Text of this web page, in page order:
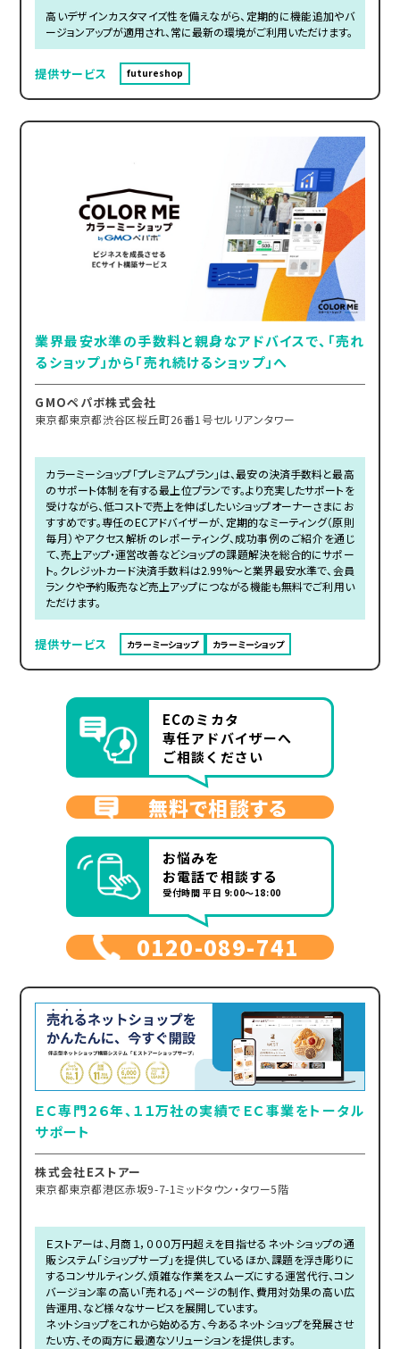
高いデザインカスタマイズ性を備えながら、定期的に機能追加やバ
ージョンアップが適用され、常に最新の環境がご利用いただけます。
提供サービス futureshop
業界最安水準の手数料と親身なアドバイスで、「売れ
るショップ」から「売れ続けるショップ」へ
GMOペパボ株式会社
東京都東京都渋谷区桜丘町26番1号セルリアンタワー
カラーミーショップ「プレミアムプラン」は、最安の決済手数料と最高
のサポート体制を有する最上位プランです。より充実したサポートを
受けながら、低コストで売上を伸ばしたいショップオーナーさまにお
すすめです。専任のECアドバイザーが、定期的なミーティング（原則
毎月）やアクセス解析のレポーティング、成功事例のご紹介を通じ
て、売上アップ・運営改善などショップの課題解決を総合的にサポー
ト。クレジットカード決済手数料は2.99%〜と業界最安水準で、会員
ランクや予約販売など売上アップにつながる機能も無料でご利用い
ただけます。
提供サービス カラーミーショップ カラーミーショップ
ECのミカタ
専任アドバイザーへ
ご相談ください
無料で相談する
お悩みを
お電話で相談する
受付時間 平日 9:00～18:00
0120-089-741
ＥＣ専門２６年、１１万社の実績でＥＣ事業をトータル
サポート
株式会社Eストアー
東京都東京都港区赤坂9-7-1ミッドタウン・タワー5階
Ｅストアーは、月商１，０００万円超えを目指せるネットショップの通
販システム「ショップサーブ」を提供しているほか、課題を浮き彫りに
するコンサルティング、煩雑な作業をスムーズにする運営代行、コン
バージョン率の高い「売れる」ページの制作、費用対効果の高い広
告運用、など様々なサービスを展開しています。
ネットショップをこれから始める方、今あるネットショップを発展させ
たい方、その両方に最適なソリューションを提供します。